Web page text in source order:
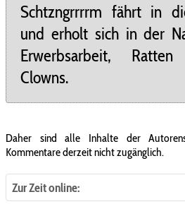
Schtzngrrrrm fährt in
und erholt sich in der
Erwerbsarbeit,
Clowns.
Daher sind alle Inhalte der
Kommentare derzeit nicht zugänglich.
Zur Zeit online: